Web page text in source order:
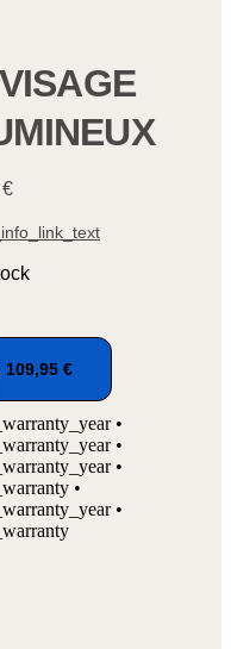
€
109,95 €
•
•
•
•
•